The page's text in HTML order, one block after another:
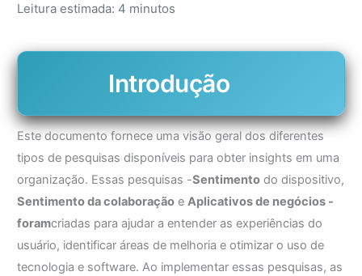
Leitura estimada: 4 minutos
Introdução
Este documento fornece uma visão geral dos diferentes
tipos de pesquisas disponíveis para obter insights em uma
organização. Essas pesquisas -Sentimentodo dispositivo,
Sentimento da colaboraçãoe Aplicativos de negócios -
foramcriadas para ajudar a entender as experiências do
usuário, identificar áreas de melhoria e otimizar o uso de
tecnologia e software. Ao implementar essas pesquisas, as